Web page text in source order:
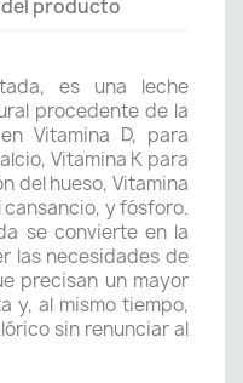
producto
es una leche
procedente de la
Vitamina D, para
Vitamina K para
del hueso, Vitamina
cansancio, y fósforo.
se convierte en la
las necesidades de
precisan un mayor
y, al mismo tiempo,
sin renunciar al